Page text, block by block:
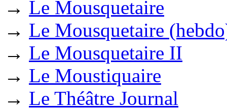
→ Le Mousquetaire
→ Le Mousquetaire
→ Le Mousquetaire II
→ Le Moustiquaire
→ Le Théâtre Journal